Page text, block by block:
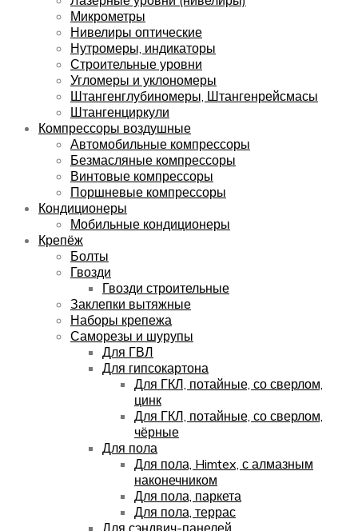
Микрометры
Нивелиры оптические
Нутромеры, индикаторы
Строительные уровни
Угломеры и уклономеры
Штангенглубиномеры, Штангенрейсмасы
Штангенциркули
Компрессоры воздушные
Автомобильные компрессоры
Безмасляные компрессоры
Винтовые компрессоры
Поршневые компрессоры
Кондиционеры
Мобильные кондиционеры
Крепёж
Болты
Гвозди
Гвозди строительные
Заклепки вытяжные
Наборы крепежа
Саморезы и шурупы
Для ГВЛ
Для гипсокартона
Для ГКЛ, потайные, со сверлом,
цинк
Для ГКЛ, потайные, со сверлом,
чёрные
Для пола
Для пола, Himtex, с алмазным
наконечником
Для пола, паркета
Для пола, террас
Для сэндвич-панелей